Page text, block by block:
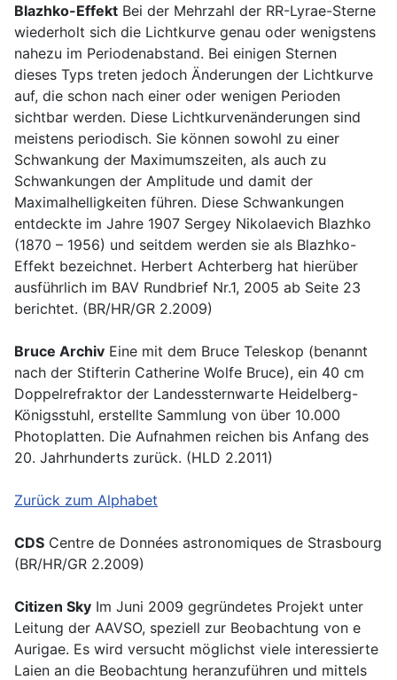
Blazhko-Effekt Bei der Mehrzahl der RR-Lyrae-Sterne
wiederholt sich die Lichtkurve genau oder wenigstens
nahezu im Periodenabstand. Bei einigen Sternen
dieses Typs treten jedoch Änderungen der Lichtkurve
auf, die schon nach einer oder wenigen Perioden
sichtbar werden. Diese Lichtkurvenänderungen sind
meistens periodisch. Sie können sowohl zu einer
Schwankung der Maximumszeiten, als auch zu
Schwankungen der Amplitude und damit der
Maximalhelligkeiten führen. Diese Schwankungen
entdeckte im Jahre 1907 Sergey Nikolaevich Blazhko
(1870 – 1956) und seitdem werden sie als Blazhko-
Effekt bezeichnet. Herbert Achterberg hat hierüber
ausführlich im BAV Rundbrief Nr.1, 2005 ab Seite 23
berichtet. (BR/HR/GR 2.2009)
Bruce Archiv Eine mit dem Bruce Teleskop (benannt
nach der Stifterin Catherine Wolfe Bruce), ein 40 cm
Doppelrefraktor der Landessternwarte Heidelberg-
Königsstuhl, erstellte Sammlung von über 10.000
Photoplatten. Die Aufnahmen reichen bis Anfang des
20. Jahrhunderts zurück. (HLD 2.2011)
Zurück zum Alphabet
CDS Centre de Données astronomiques de Strasbourg
(BR/HR/GR 2.2009)
Citizen Sky Im Juni 2009 gegründetes Projekt unter
Leitung der AAVSO, speziell zur Beobachtung von e
Aurigae. Es wird versucht möglichst viele interessierte
Laien an die Beobachtung heranzuführen und mittels